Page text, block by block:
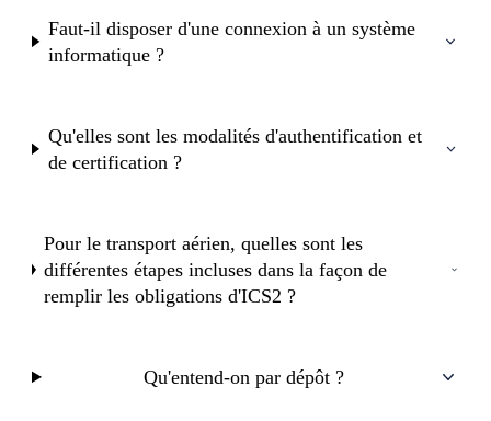
Faut-il disposer d'une connexion à un système
informatique ?
Qu'elles sont les modalités d'authentification et
de certification ?
Pour le transport aérien, quelles sont les
différentes étapes incluses dans la façon de
remplir les obligations d'ICS2 ?
Qu'entend-on par dépôt ?